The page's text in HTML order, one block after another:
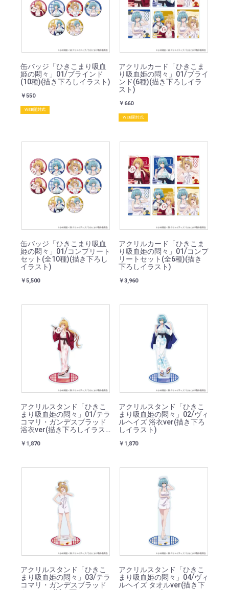
缶バッジ「ひきこまり吸血
姫の悶々」01/ブラインド
(10種)(描き下ろしイラスト)
￥550
WEB開封式
アクリルカード「ひきこま
り吸血姫の悶々」01/ブライ
ンド(6種)(描き下ろしイラ
スト)
￥660
WEB開封式
缶バッジ「ひきこまり吸血
姫の悶々」01/コンプリート
セット(全10種)(描き下ろし
イラスト)
￥5,500
アクリルカード「ひきこま
り吸血姫の悶々」01/コンプ
リートセット(全6種)(描き
下ろしイラスト)
￥3,960
アクリルスタンド「ひきこ
まり吸血姫の悶々」01/テラ
コマリ・ガンデスブラッド
浴衣ver(描き下ろしイラス
￥1,870
アクリルスタンド「ひきこ
まり吸血姫の悶々」02/ヴィ
ルヘイズ 浴衣ver(描き下ろ
しイラスト)
￥1,870
アクリルスタンド「ひきこ
まり吸血姫の悶々」03/テラ
コマリ・ガンデスブラッド
アクリルスタンド「ひきこ
まり吸血姫の悶々」04/ヴィ
ルヘイズ タオルver(描き下